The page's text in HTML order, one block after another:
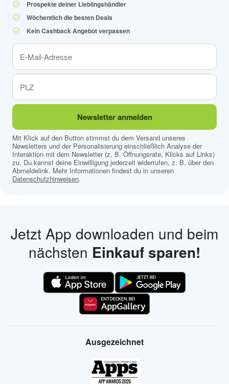
Prospekte deiner Lieblingshändler
Wöchentlich die besten Deals
Kein Cashback Angebot verpassen
Newsletter anmelden
Mit Klick auf den Button stimmst du dem Versand unseres
Newsletters und der Personalisierung einschließlich Analyse der
Interaktion mit dem Newsletter (z. B. Öffnungsrate, Klicks auf Links)
zu. Du kannst deine Einwilligung jederzeit widerrufen, z. B. über den
Abmeldelink. Mehr Informationen findest du in unseren
Datenschutzhinweisen.
Jetzt App downloaden und beim
nächsten Einkauf sparen!
Ausgezeichnet